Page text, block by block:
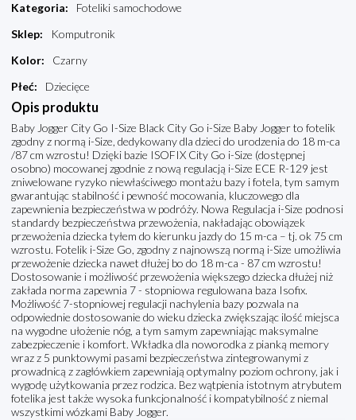
Kategoria:
Foteliki samochodowe
Sklep:
Komputronik
Kolor:
Czarny
Płeć: Dziecięce
Opis produktu
Baby Jogger City Go I-Size Black City Go i-Size Baby Jogger to fotelik
zgodny z normą i-Size, dedykowany dla dzieci do urodzenia do 18 m-ca
/87 cm wzrostu! Dzięki bazie ISOFIX City Go i-Size (dostępnej
osobno) mocowanej zgodnie z nową regulacją i-Size ECE R-129 jest
zniwelowane ryzyko niewłaściwego montażu bazy i fotela, tym samym
gwarantując stabilność i pewność mocowania, kluczowego dla
zapewnienia bezpieczeństwa w podróży. Nowa Regulacja i-Size podnosi
standardy bezpieczeństwa przewożenia, nakładając obowiązek
przewożenia dziecka tyłem do kierunku jazdy do 15 m-ca – tj. ok 75 cm
wzrostu. Fotelik i-Size Go, zgodny z najnowszą normą i-Size umożliwia
przewożenie dziecka nawet dłużej bo do 18 m-ca - 87 cm wzrostu!
Dostosowanie i możliwość przewożenia większego dziecka dłużej niż
zakłada norma zapewnia 7 - stopniowa regulowana baza Isofix.
Możliwość 7-stopniowej regulacji nachylenia bazy pozwala na
odpowiednie dostosowanie do wieku dziecka zwiększając ilość miejsca
na wygodne ułożenie nóg, a tym samym zapewniając maksymalne
zabezpieczenie i komfort. Wkładka dla noworodka z pianką memory
wraz z 5 punktowymi pasami bezpieczeństwa zintegrowanymi z
prowadnicą z zagłówkiem zapewniają optymalny poziom ochrony, jak i
wygodę użytkowania przez rodzica. Bez wątpienia istotnym atrybutem
fotelika jest także wysoka funkcjonalność i kompatybilność z niemal
wszystkimi wózkami Baby Jogger.